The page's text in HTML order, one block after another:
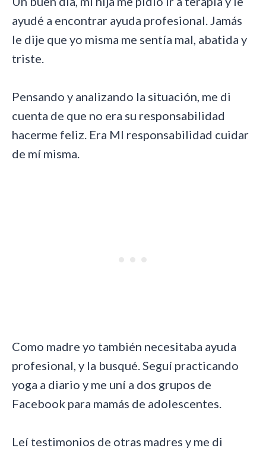
ayudé a encontrar ayuda profesional. Jamás
le dije que yo misma me sentía mal, abatida y
triste.
Pensando y analizando la situación, me di
cuenta de que no era su responsabilidad
hacerme feliz. Era MI responsabilidad cuidar
de mí misma.
Como madre yo también necesitaba ayuda
profesional, y la busqué. Seguí practicando
yoga a diario y me uní a dos grupos de
Facebook para mamás de adolescentes.
Leí testimonios de otras madres y me di